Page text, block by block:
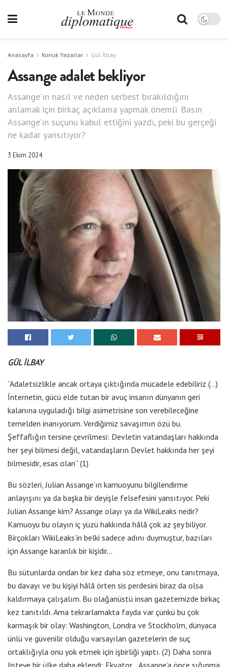
Anasayfa Konuk Yazarlar Gül İlbay
Assange adalet bekliyor
Assange'ın nasıl ve neden serbest bırakıldığını
anlamak için birkaç açıklama yapmak önemli. Basın
Assange’ın suçunu kabul ettiğini yazdı, peki bu gerçeği
ne kadar yansıtıyor?
3 Ekim 2024
GÜL İLBAY
“Adaletsizlikle ancak ortaya çıktığında mücadele edebiliriz (…)
İnternetin, gücü elde tutan bir avuç insanın dünyanın geri
kalanına uyguladığı bilgi asimetrisine son verebileceğine
temelden inanıyorum. Verdiğimiz savaşımın özü bu.
Şeffaflığın tersine çevrilmesi: Devletin vatandaşları hakkında
her şeyi bilmesi değil, vatandaşların Devlet hakkında her şeyi
bilmesidir, esas olan” (1)
Bu sözleri, Julian Assange’ın kamuoyunu bilgilendirme
anlayışını ya da başka bir deyişle felsefesini yansıtıyor. Peki
Julian Assange kim? Assange olayı ya da WikiLeaks nedir?
Kamuoyu bu olayın iç yüzü hakkında hâlâ çok az şey biliyor.
Birçokları WikiLeaks’in belki sadece adını duymuştur, bazıları
için Assange karanlık bir kişidir…
Bu sütunlarda ondan bir kez daha söz etmeye, onu tanıtmaya,
bu davayı ve bu kişiyi hâlâ örten sis perdesini biraz da olsa
kaldırmaya çalışalım. Bu olağanüstü insan gazetemizde birkaç
kez tanıtıldı. Ama tekrarlamakta fayda var çünkü bu çok
karmaşık bir olay: Washington, Londra ve Stockholm, dünyaca
ünlü ve güvenilir olduğu varsayılan gazetelerin de suç
ortaklığıyla onu yok etmek için işbirliği yaptı. (2) Daha sonra
listeye bir ülke daha eklendi: Ekvator… Assange’a önce sığınma